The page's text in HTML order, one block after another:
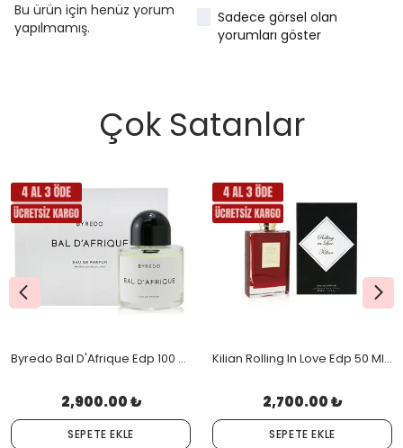
Bu ürün için henüz yorum
yapılmamış.
Sadece görsel olan
yorumları göster
Çok Satanlar
Byredo Bal D'Afrique Edp 100 Ml Orjinal Kutulu
2,900.00 ₺
SEPETE EKLE
Kilian Rolling In Love Edp 50 Ml Orjinal Kutulu
2,700.00 ₺
SEPETE EKLE